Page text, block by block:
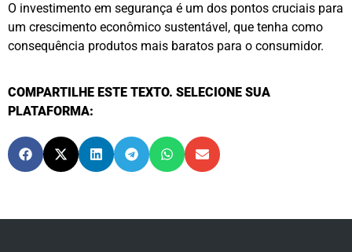
O investimento em segurança é um dos pontos cruciais para
um crescimento econômico sustentável, que tenha como
consequência produtos mais baratos para o consumidor.
COMPARTILHE ESTE TEXTO. SELECIONE SUA
PLATAFORMA: